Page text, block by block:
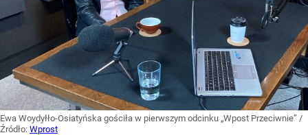
Ewa Woydyłło-Osiatyńska gościła w pierwszym odcinku „Wpost Przeciwnie” /
Źródło: Wprost